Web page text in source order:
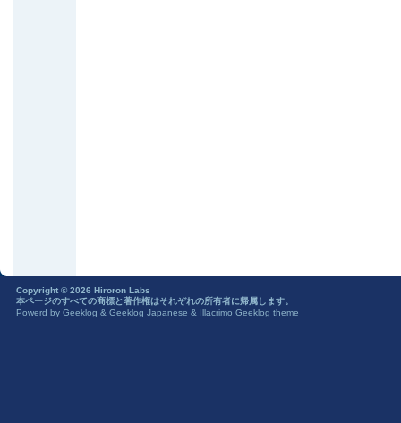
Copyright © 2026 Hiroron Labs
本ページのすべての商標と著作権はそれぞれの所有者に帰属します。
Powerd by Geeklog & Geeklog Japanese & Illacrimo Geeklog theme